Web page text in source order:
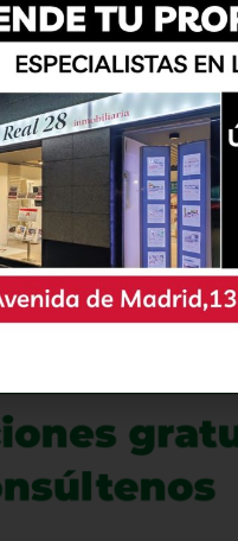
a inversiones que
social, y
de Desarrollo
-como es el
importe total de
de 20.000
euros. Y los
por importe total